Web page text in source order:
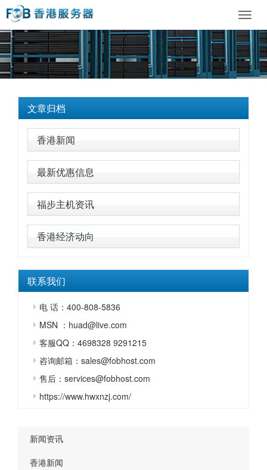
文章归档
香港新闻
最新优惠信息
福步主机资讯
香港经济动向
联系我们
电 话：400-808-5836
MSN ：huad@live.com
客服QQ：4698328 9291215
咨询邮箱：sales@fobhost.com
售后：services@fobhost.com
https://www.hwxnzj.com/
新闻资讯
香港新闻